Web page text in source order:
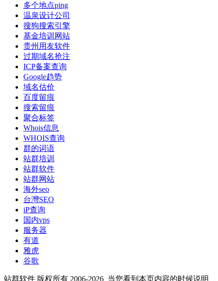
多个地点ping
温泉设计公司
搜狗搜索引擎
基金培训网站
贵州用友软件
过期域名抢注
ICP备案查询
Google趋势
域名估价
百度留痕
搜索留痕
聚合标签
Whois信息
WHOIS查询
群的词语
站群培训
站群软件
站群网站
海外seo
台灣SEO
iP查询
国内vps
服务器
有道
雅虎
谷歌
站群软件 版权所有 2006-2026 当您看到本页内容的时候说明